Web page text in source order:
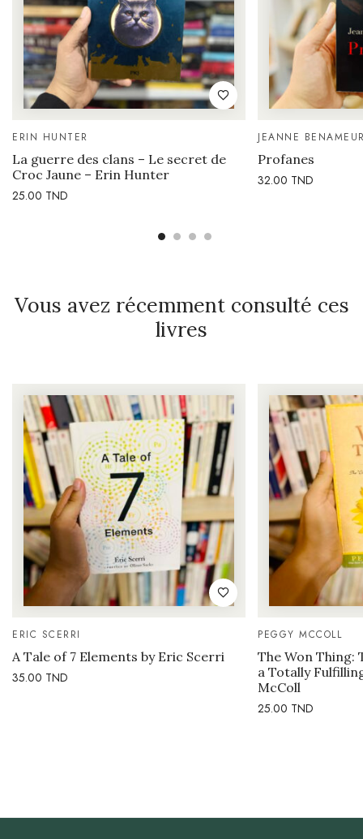
ERIN HUNTER
La guerre des clans – Le secret de
Croc Jaune – Erin Hunter
25.00 TND
JEANNE
Profanes
32.00 TND
Vous avez récemment consulté ces
livres
ERIC SCERRI
A Tale of 7 Elements by Eric Scerri
35.00 TND
PEGGY MCCOLL
The Won Thing:
a Totally
McColl
25.00 TND